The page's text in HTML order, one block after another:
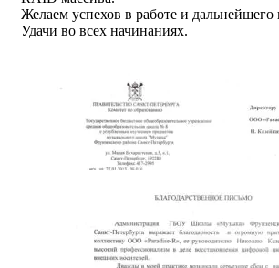
Желаем успехов в работе и дальнейшего
Удачи во всех начинаниях.